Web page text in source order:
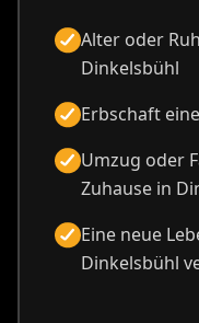
Alter oder
Dinkelsbühl
Erbschaft
Umzug oder
Zuhause in
Eine neue
Dinkelsbühl